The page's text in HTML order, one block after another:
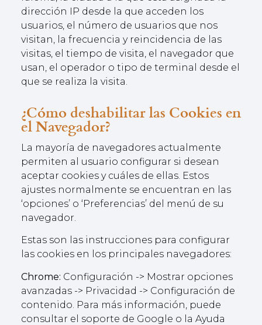
dirección IP desde la que acceden los
usuarios, el número de usuarios que nos
visitan, la frecuencia y reincidencia de las
visitas, el tiempo de visita, el navegador que
usan, el operador o tipo de terminal desde el
que se realiza la visita.
¿Cómo deshabilitar las Cookies en
el Navegador?
La mayoría de navegadores actualmente
permiten al usuario configurar si desean
aceptar cookies y cuáles de ellas. Estos
ajustes normalmente se encuentran en las
‘opciones’ o ‘Preferencias’ del menú de su
navegador.
Estas son las instrucciones para configurar
las cookies en los principales navegadores:
Chrome: Configuración -> Mostrar opciones
avanzadas -> Privacidad -> Configuración de
contenido. Para más información, puede
consultar el soporte de Google o la Ayuda